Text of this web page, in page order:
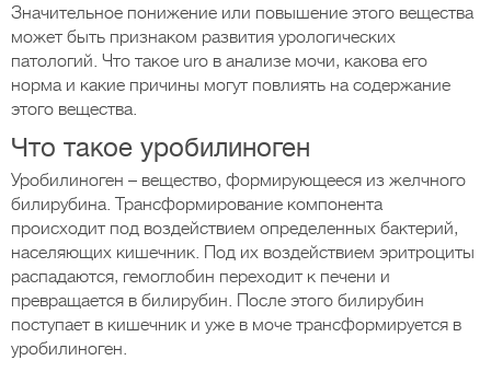
Значительное понижение или повышение этого вещества
может быть признаком развития урологических
патологий. Что такое uro в анализе мочи, какова его
норма и какие причины могут повлиять на содержание
этого вещества.
Что такое уробилиноген
Уробилиноген – вещество, формирующееся из желчного
билирубина. Трансформирование компонента
происходит под воздействием определенных бактерий,
населяющих кишечник. Под их воздействием эритроциты
распадаются, гемоглобин переходит к печени и
превращается в билирубин. После этого билирубин
поступает в кишечник и уже в моче трансформируется в
уробилиноген.